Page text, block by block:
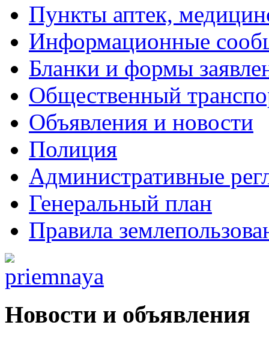
Пункты аптек,
Информационные
Бланки и формы
Общественный
Объявления и новости
Полиция
Административные
Генеральный план
Правила
Новости и объявления